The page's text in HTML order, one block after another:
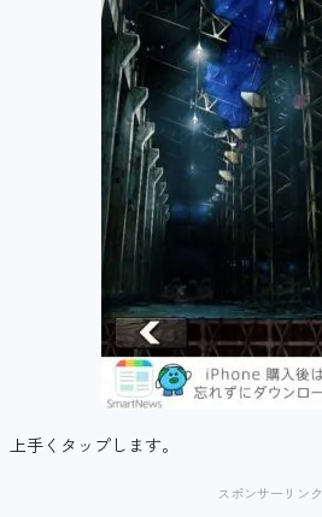
上手くタップします。
スポンサーリンク